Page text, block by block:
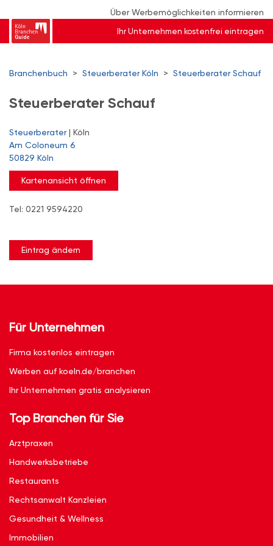
Über Werbemöglichkeiten informieren
Ihr Unternehmen kostenfrei eintragen
Branchenbuch > Steuerberater Köln > Steuerberater Schauf
Steuerberater Schauf
Steuerberater| Köln
Am Coloneum 6
50829 Köln
Kartenansicht öffnen
Tel: 0221 9594220
Eintrag ändern
Für Unternehmen
Firma kostenlos eintragen
Werben auf koeln.de/branchen
Ihr Unternehmen gratis analysieren
Top Branchen für Sie
Arztpraxen
Handwerksbetriebe
Restaurants
Rechtsanwalt Kanzleien
Gesundheit & Wellness
Immobilien